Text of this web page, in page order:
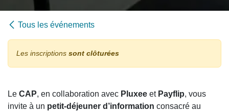
Tous les événements
Les inscriptions sont clôturées
Le CAP, en collaboration avec Pluxee et Payflip, vous
invite à un petit-déjeuner d’information consacré au